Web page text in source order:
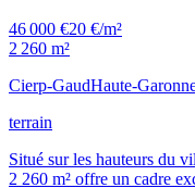
46 000 €20 €/m²
2 260 m²
Cierp-GaudHaute-
terrain
Situé sur les hauteurs du
2 260 m² offre un cadre